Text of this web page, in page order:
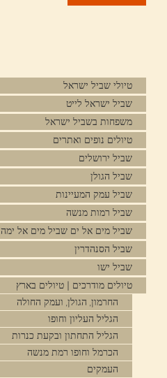
טיולי שביל ישראל
שביל ישראל לייט
משפחות בשביל ישראל
טיולים נופים ואתרים
שביל ירושלים
שביל הגולן
שביל עמק המעיינות
שביל רמות מנשה
שביל מים אל ים שביל מים אל ימה
שביל הסנהדרין
שביל ישו
טיולים מודרכים | טיולים בארץ
החרמון, הגולן, ועמק החולה
הגליל העליון וחופו
הגליל התחתון ובקעת כנרות
הכרמל וחופו רמת מנשה
העמקים